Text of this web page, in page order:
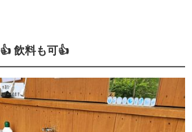
飲料も可👍